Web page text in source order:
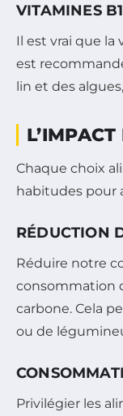
VITAMINES
Il est vrai que
est
lin et des
Chaque choix
habitudes pour
RÉDUCTION
Réduire notre
consommation
carbone. Cela
ou de
Privilégier les